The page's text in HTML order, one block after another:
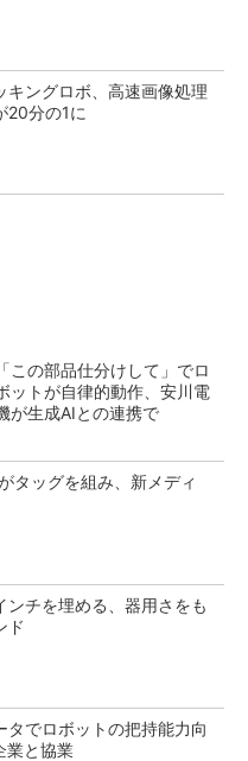
キングロボ、高速画像処理
20分の1に
「この部品仕分けして」でロ
ットが自律的動作、安川電
が生成AIとの連携で
タッグを組み、新メディ
ンチを埋める、器用さをも
ド
タでロボットの把持能力向
業と協業